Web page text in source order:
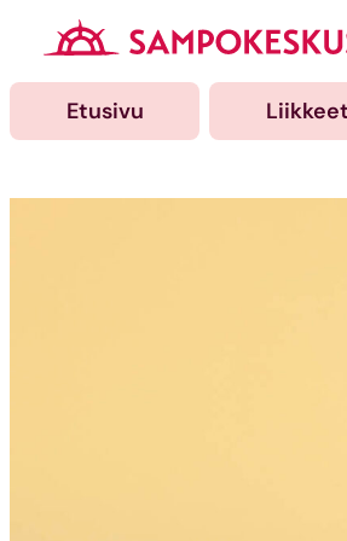
sisältöön
Etusivu Liikkeet